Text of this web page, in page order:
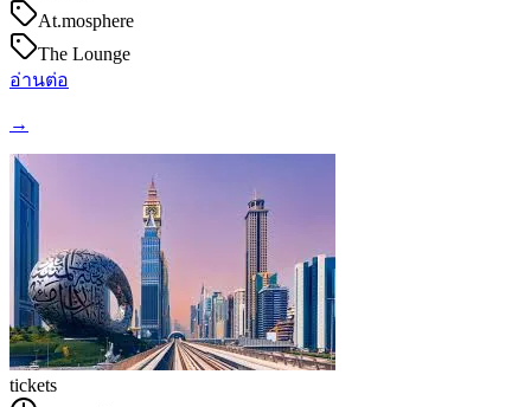
At.mosphere
The Lounge
อ่านต่อ
→
tickets